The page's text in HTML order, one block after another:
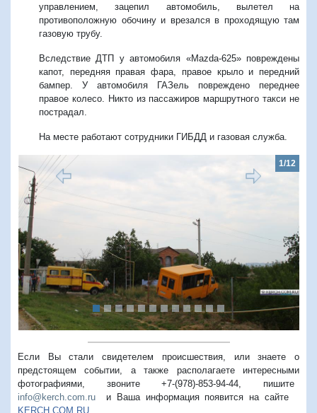
управлением, зацепил автомобиль, вылетел на
противоположную обочину и врезался в проходящую там
газовую трубу.
Вследствие ДТП у автомобиля «Mazda-625» повреждены
капот, передняя правая фара, правое крыло и передний
бампер. У автомобиля ГАЗель повреждено переднее
правое колесо. Никто из пассажиров маршрутного такси не
пострадал.
На месте работают сотрудники ГИБДД и газовая служба.
1/12
Предыдущий
Если Вы стали свидетелем происшествия, или знаете о
предстоящем событии, а также располагаете интересными
фотографиями, звоните +7-(978)-853-94-44, пишите
info@kerch.com.ru и Ваша информация появится на сайте
KERCH.COM.RU